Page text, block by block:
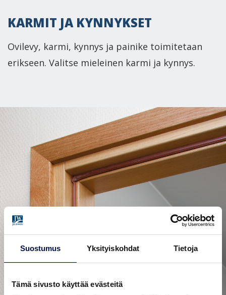
Suostumus Yksityiskohdat Tietoja
Tämä sivusto käyttää evästeitä
KARMIT JA KYNNYKSET
Ovilevy, karmi, kynnys ja painike toimitetaan
erikseen. Valitse mieleinen karmi ja kynnys.